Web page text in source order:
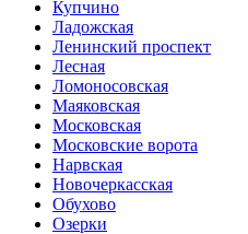
Купчино
Ладожская
Ленинский проспект
Лесная
Ломоносовская
Маяковская
Московская
Московские ворота
Нарвская
Новочеркасская
Обухово
Озерки